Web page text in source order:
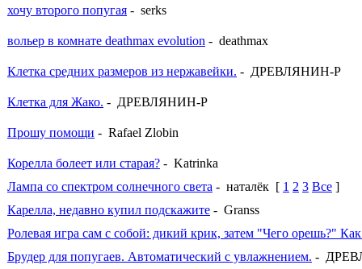
хочу второго попугая - serks
вольер в комнате deathmax evolution - deathmax
Клетка средних размеров из нержавейки. - ДРЕВЛЯНИН-Р
Клетка для Жако. - ДРЕВЛЯНИН-Р
Прошу помощи - Rafael Zlobin
Корелла болеет или старая? - Katrinka
Лампа со спектром солнечного света - наталёк [ 1 2 3 Все ]
Карелла, недавно купил подскажите - Granss
Ролевая игра сам с собой: дикий крик, затем "Чего орешь?" Как
Брудер для попугаев. Автоматический с увлажнением. -